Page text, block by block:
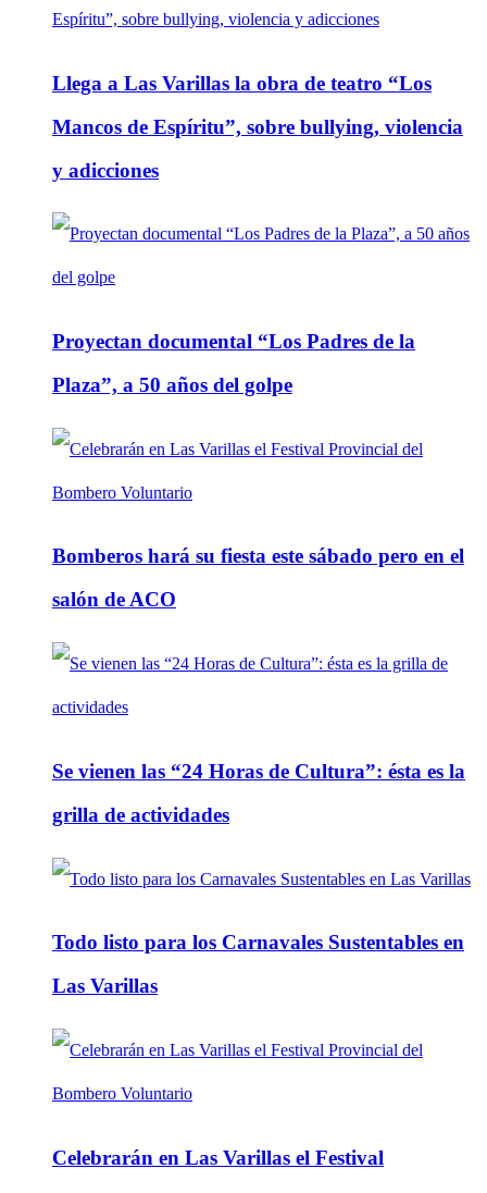
Llega a Las Varillas la obra de teatro “Los
Mancos de Espíritu”, sobre bullying, violencia
y adicciones
Proyectan documental “Los Padres de la
Plaza”, a 50 años del golpe
Bomberos hará su fiesta este sábado pero en el
salón de ACO
Se vienen las “24 Horas de Cultura”: ésta es la
grilla de actividades
Todo listo para los Carnavales Sustentables en
Las Varillas
Celebrarán en Las Varillas el Festival